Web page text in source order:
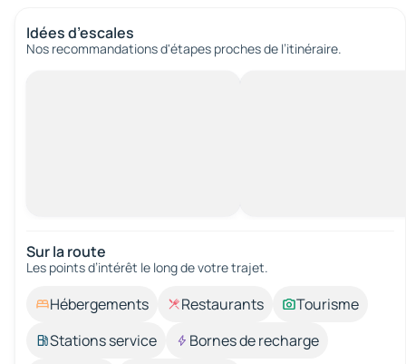
Idées d’escales
Nos recommandations d'étapes proches de l’itinéraire.
Sur la route
Les points d’intérêt le long de votre trajet.
Hébergements Restaurants
Tourisme
Stations service
Bornes de recharge